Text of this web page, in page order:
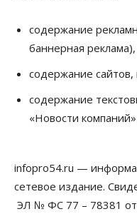
заключили под
07 Августа 2026, 10:15
Общество
Новосибирской
07 Августа 2026, 10:00
выстраивают
07 Августа 2026, 09:00
содержание
баннерная реклама),
содержание сайтов,
содержание
«Новости
infopro54.ru —
сетевое издание.
ЭЛ № ФС 77 – 78381 от